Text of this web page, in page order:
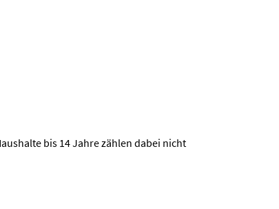
bis 14 Jahre zählen dabei nicht